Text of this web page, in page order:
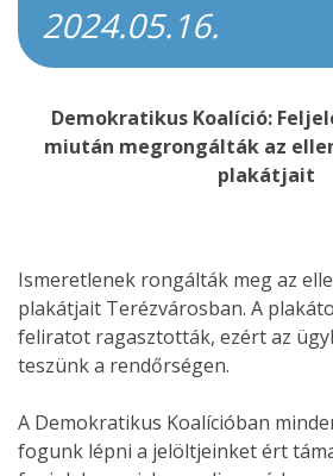
2024.05.16.
Demokratikus Koalíció:
miután megrongálták az
plakátjait
Ismeretlenek rongálták meg az
plakátjait Terézvárosban. A
feliratot ragasztották, ezért az
teszünk a rendőrségen.
A Demokratikus Koalícióban
fogunk lépni a jelöltjeinket ért